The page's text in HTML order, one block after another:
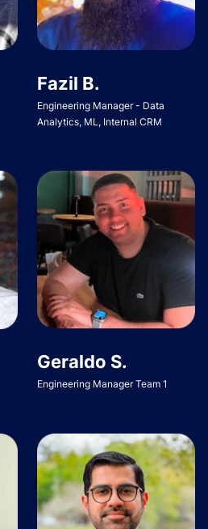
Fazil B.
Engineering Manager - Data
Analytics, ML, Internal CRM
Geraldo S.
Engineering Manager Team 1